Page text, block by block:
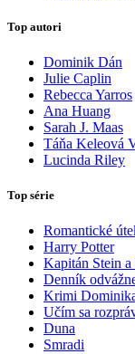
Top autori
Dominik Dán
Julie Caplin
Rebecca Yarros
Ana Huang
Sarah J. Maas
Táňa Keleová
Lucinda Riley
Top série
Romantické
Harry Potter
Kapitán Stein
Denník
Krimi
Učím sa
Duna
Smradi